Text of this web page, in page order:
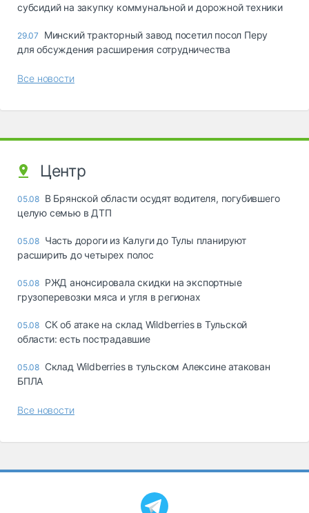
субсидий на закупку коммунальной и дорожной техники
29.07
Минский тракторный завод посетил посол Перу
для обсуждения расширения сотрудничества
Все новости
Центр
05.08 В Брянской области осудят водителя, погубившего
целую семью в ДТП
05.08 Часть дороги из Калуги до Тулы планируют
расширить до четырех полос
05.08 РЖД анонсировала скидки на экспортные
грузоперевозки мяса и угля в регионах
05.08 СК об атаке на склад Wildberries в Тульской
области: есть пострадавшие
05.08 Склад Wildberries в тульском Алексине атакован
БПЛА
Все новости